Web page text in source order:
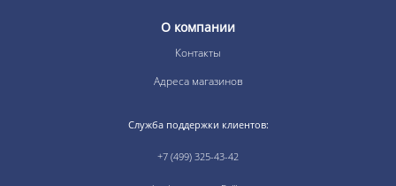
О компании
Контакты
Адреса магазинов
Служба поддержки клиентов:
+7 (499) 325-43-42